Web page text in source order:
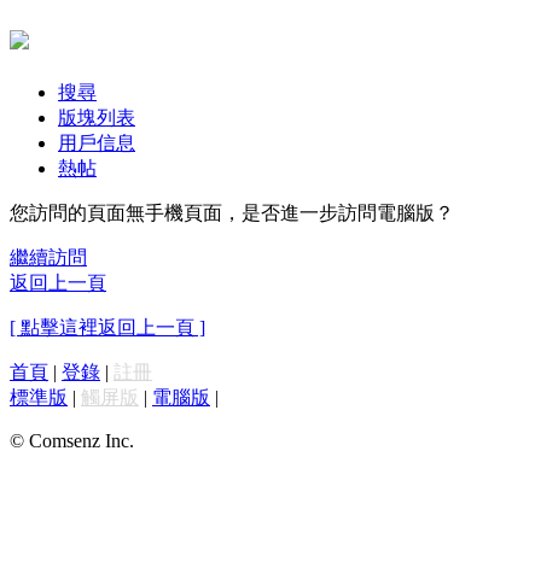
搜尋
版塊列表
用戶信息
熱帖
您訪問的頁面無手機頁面，是否進一步訪問電腦版？
繼續訪問
返回上一頁
[ 點擊這裡返回上一頁 ]
首頁 | 登錄 | 註冊
標準版 | 觸屏版 | 電腦版 |
© Comsenz Inc.